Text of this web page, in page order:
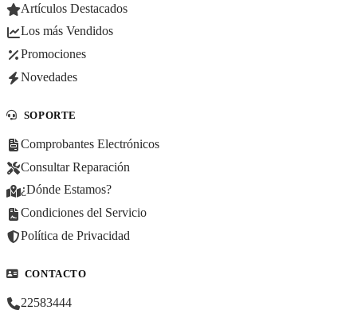
Artículos Destacados
Los más Vendidos
Promociones
Novedades
SOPORTE
Comprobantes Electrónicos
Consultar Reparación
¿Dónde Estamos?
Condiciones del Servicio
Política de Privacidad
CONTACTO
22583444